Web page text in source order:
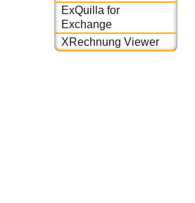
ExQuilla for
Exchange
XRechnung Viewer